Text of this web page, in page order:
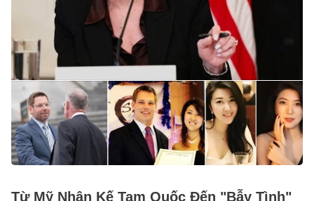
Từ Mỹ Nhân Kế Tam Quốc Đến "Bẫy Tình"